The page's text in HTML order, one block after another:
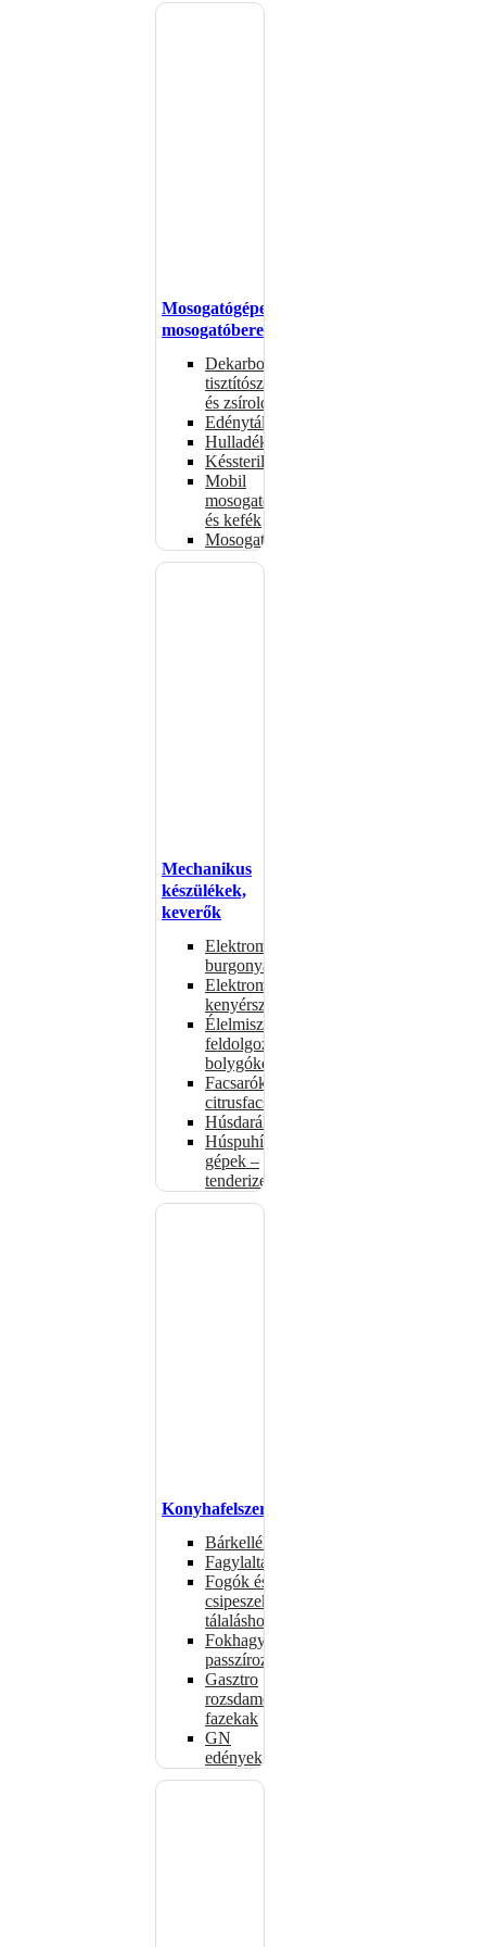
Mosogatógépek,
mosogatóberendezések
Dekarbonizáló
tisztítószerek
és zsíroldók
Edénytálcák
Hulladékdarálók
Késsterilizátorok
Mobil
mosogatók
és kefék
Mosogatógépkosarak
Mechanikus
készülékek,
keverők
Elektromos
burgonyahámozók
Elektromos
kenyérszeletelők
Élelmiszer-
feldolgozók –
bolygókeverők
Facsarók,
citrusfacsarók
Húsdarálók
Húspuhító
gépek –
tenderizerek
Konyhafelszerelés
Bárkellékek
Fagylaltadagolók
Fogók és
csipeszek
tálaláshoz
Fokhagymaprések,
passzírozók
Gasztro
rozsdamentes
fazekak
GN
edények